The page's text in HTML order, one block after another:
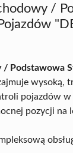
/
/ Podstawowa
wysoką,
pojazdów w
pozycji na